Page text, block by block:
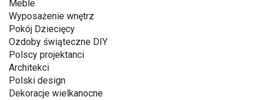
Meble
Wyposażenie wnętrz
Pokój Dziecięcy
Ozdoby świąteczne DIY
Polscy projektanci
Architekci
Polski design
Dekoracje wielkanocne